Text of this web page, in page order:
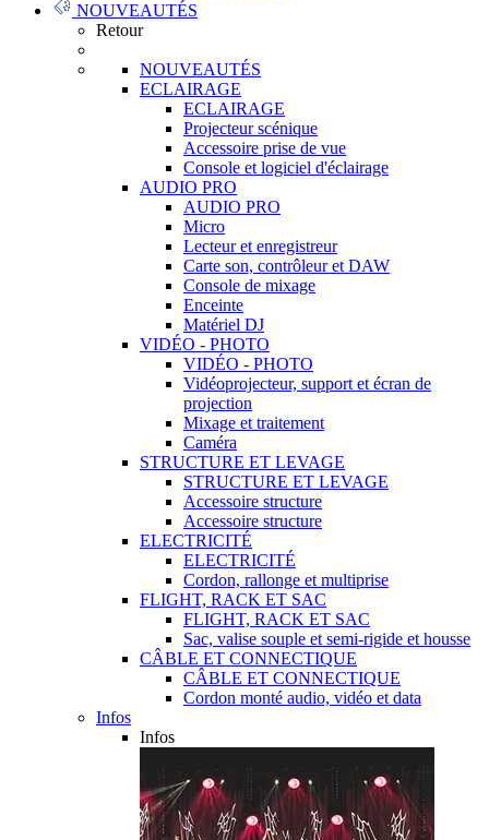
NOUVEAUTÉS
Retour
NOUVEAUTÉS
ECLAIRAGE
ECLAIRAGE
Projecteur scénique
Accessoire prise de vue
Console et logiciel d'éclairage
AUDIO PRO
AUDIO PRO
Micro
Lecteur et enregistreur
Carte son, contrôleur et DAW
Console de mixage
Enceinte
Matériel DJ
VIDÉO - PHOTO
VIDÉO - PHOTO
Vidéoprojecteur, support et écran de
projection
Mixage et traitement
Caméra
STRUCTURE ET LEVAGE
STRUCTURE ET LEVAGE
Accessoire structure
Accessoire structure
ELECTRICITÉ
ELECTRICITÉ
Cordon, rallonge et multiprise
FLIGHT, RACK ET SAC
FLIGHT, RACK ET SAC
Sac, valise souple et semi-rigide et housse
CÂBLE ET CONNECTIQUE
CÂBLE ET CONNECTIQUE
Cordon monté audio, vidéo et data
Infos
Infos